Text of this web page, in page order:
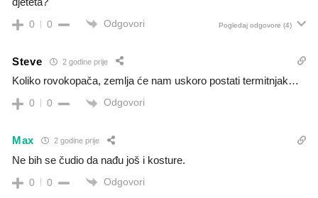
0 0 Odgovori Pogledaj odgovore (4)
Steve 2 godine prije
Koliko rovokopača, zemlja će nam uskoro postati termitnjak…
0 0 Odgovori
Max 2 godine prije
Ne bih se čudio da nađu još i kosture.
0 0 Odgovori